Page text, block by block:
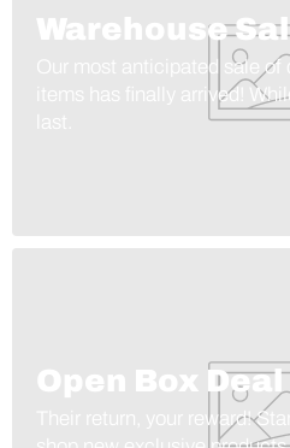
Warehouse
Our most anticipated sale of
items has finally arrived!
Open Box Deal
Their return, your reward!